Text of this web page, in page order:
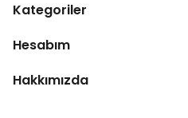
Kategoriler
Hesabım
Hakkımızda